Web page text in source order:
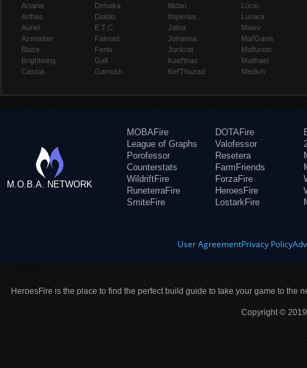
Artanis
Arthas
Auriel
Azmodan
Blaze
Brightwing
Cassia
Dehaka
Diablo
E.T.C.
Falstad
Fenix
Gall
Garrosh
Illidan
Imperius
Jaina
Johanna
Junkrat
Kael'thas
Kel'Thuzad
Lúcio
Lunara
Maiev
Mal'Ganis
Malfurion
Malthael
Medivh
M.O.B.A. NETWORK
MOBAFire
League of Graphs
Porofessor
Counterstats
WildriftFire
RuneterraFire
SmiteFire
DOTAFire
Valofessor
Resetera
FarmFriends
ForzaFire
HeroesFire
LostarkFire
User AgreementPrivacy Policy
HeroesFire is the place to find the perfect build guide to take your game to the
Copyright ©